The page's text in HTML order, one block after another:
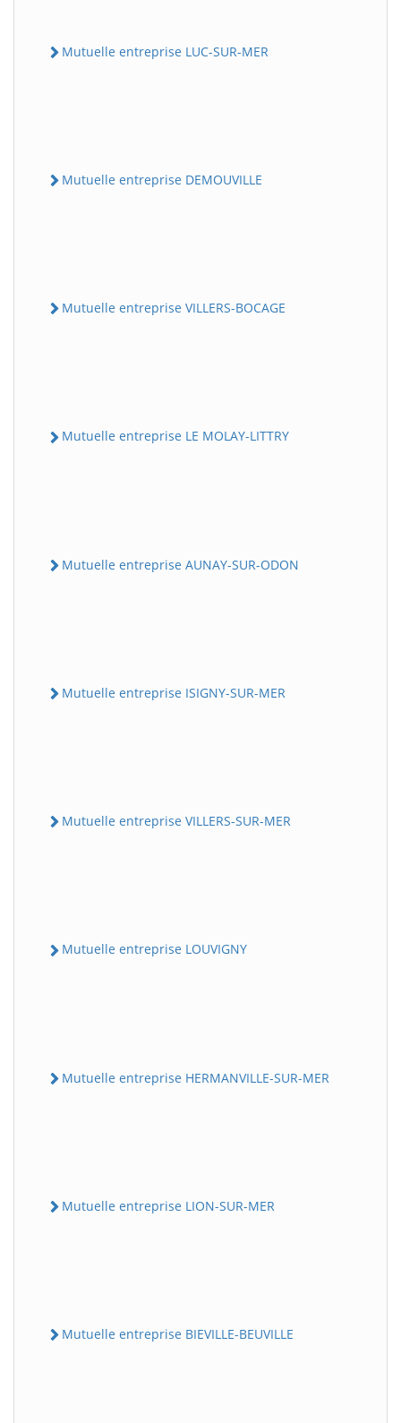
Mutuelle entreprise LUC-SUR-MER
Mutuelle entreprise DEMOUVILLE
Mutuelle entreprise VILLERS-BOCAGE
Mutuelle entreprise LE MOLAY-LITTRY
Mutuelle entreprise AUNAY-SUR-ODON
Mutuelle entreprise ISIGNY-SUR-MER
Mutuelle entreprise VILLERS-SUR-MER
Mutuelle entreprise LOUVIGNY
Mutuelle entreprise HERMANVILLE-SUR-MER
Mutuelle entreprise LION-SUR-MER
Mutuelle entreprise BIEVILLE-BEUVILLE